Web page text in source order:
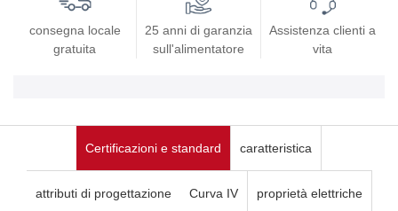
consegna locale
gratuita
25 anni di garanzia
sull'alimentatore
Assistenza clienti a
vita
Certificazioni e standard caratteristica
attributi di progettazione Curva IV proprietà elettriche